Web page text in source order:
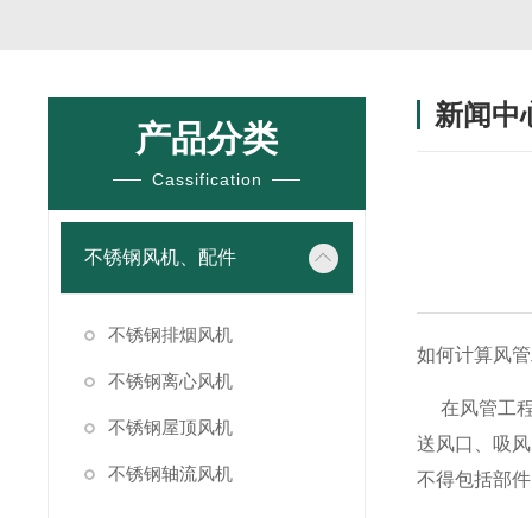
产品分类
Cassification
不锈钢风机、配件
不锈钢排烟风机
不锈钢离心风机
不锈钢屋顶风机
不锈钢轴流风机
新闻中
如何计算风
在风管工
送风口、吸
不得包括部